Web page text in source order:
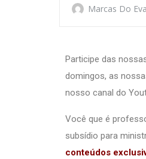
Marcas Do
Participe das
domingos, as
nosso canal do
Você que é
subsídio para
conteúdos